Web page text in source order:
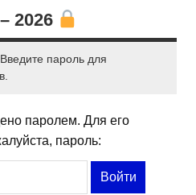
2026
Введите пароль для
паролем. Для его
пароль: